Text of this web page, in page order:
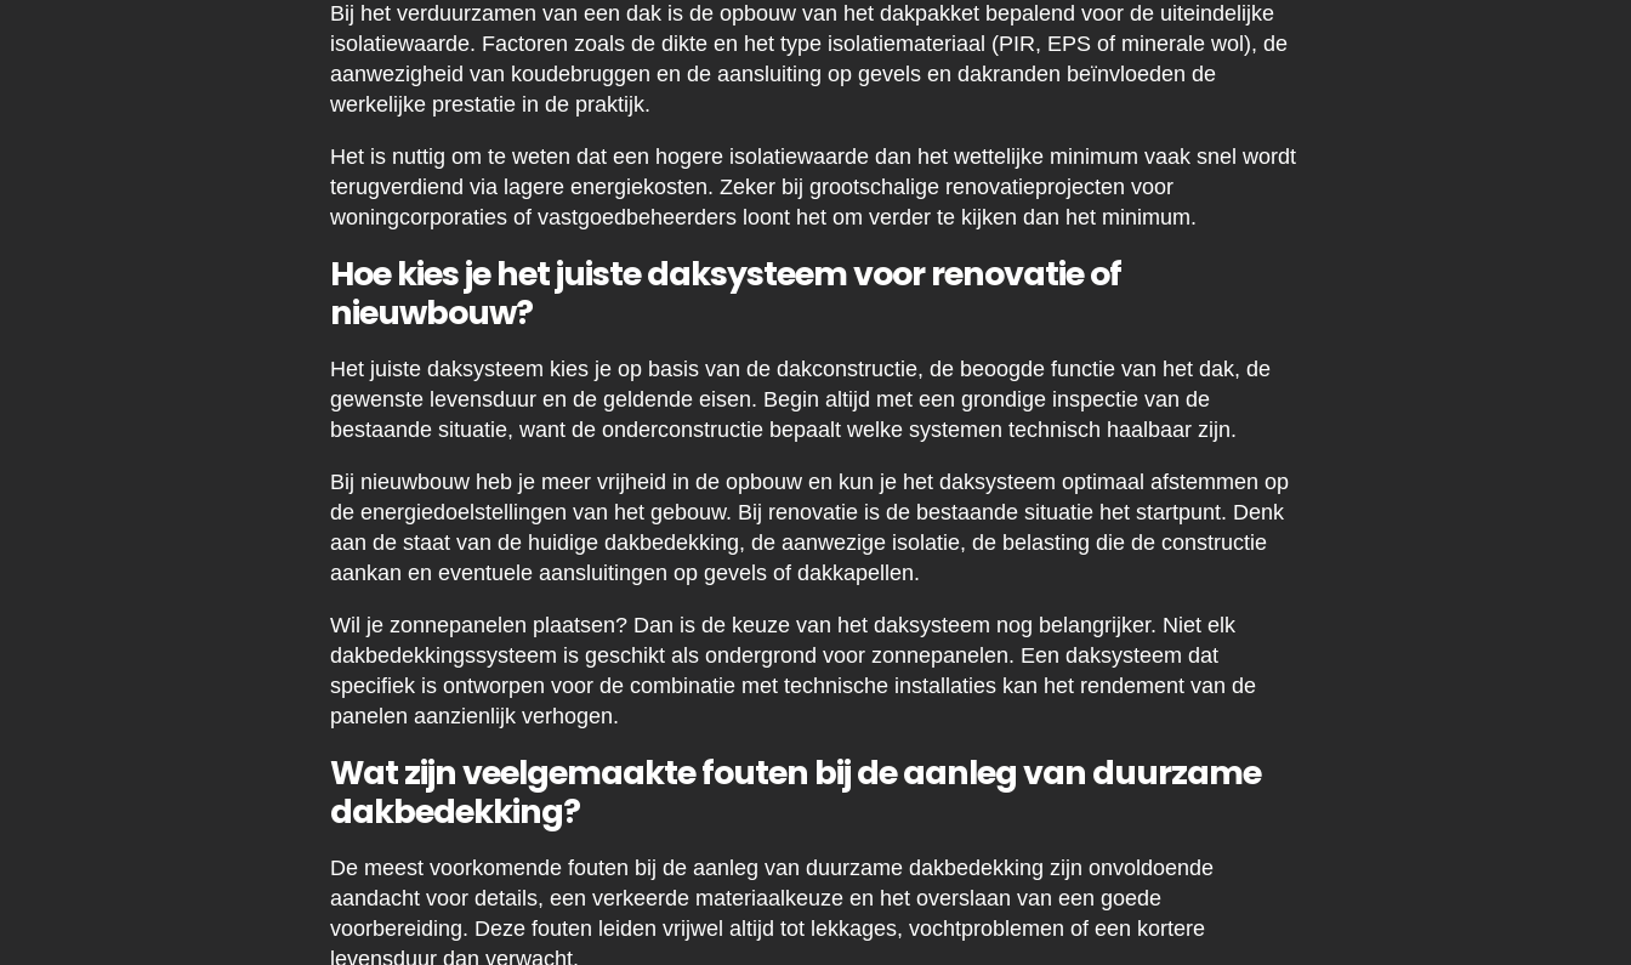
Bij het verduurzamen van een dak is de opbouw van het dakpakket bepalend voor de uiteindelijke
isolatiewaarde. Factoren zoals de dikte en het type isolatiemateriaal (PIR, EPS of minerale wol), de
aanwezigheid van koudebruggen en de aansluiting op gevels en dakranden beïnvloeden de
werkelijke prestatie in de praktijk.
Het is nuttig om te weten dat een hogere isolatiewaarde dan het wettelijke minimum vaak snel wordt
terugverdiend via lagere energiekosten. Zeker bij grootschalige renovatieprojecten voor
woningcorporaties of vastgoedbeheerders loont het om verder te kijken dan het minimum.
Hoe kies je het juiste daksysteem voor renovatie of
nieuwbouw?
Het juiste daksysteem kies je op basis van de dakconstructie, de beoogde functie van het dak, de
gewenste levensduur en de geldende eisen. Begin altijd met een grondige inspectie van de
bestaande situatie, want de onderconstructie bepaalt welke systemen technisch haalbaar zijn.
Bij nieuwbouw heb je meer vrijheid in de opbouw en kun je het daksysteem optimaal afstemmen op
de energiedoelstellingen van het gebouw. Bij renovatie is de bestaande situatie het startpunt. Denk
aan de staat van de huidige dakbedekking, de aanwezige isolatie, de belasting die de constructie
aankan en eventuele aansluitingen op gevels of dakkapellen.
Wil je zonnepanelen plaatsen? Dan is de keuze van het daksysteem nog belangrijker. Niet elk
dakbedekkingssysteem is geschikt als ondergrond voor zonnepanelen. Een daksysteem dat
specifiek is ontworpen voor de combinatie met technische installaties kan het rendement van de
panelen aanzienlijk verhogen.
Wat zijn veelgemaakte fouten bij de aanleg van duurzame
dakbedekking?
De meest voorkomende fouten bij de aanleg van duurzame dakbedekking zijn onvoldoende
aandacht voor details, een verkeerde materiaalkeuze en het overslaan van een goede
voorbereiding. Deze fouten leiden vrijwel altijd tot lekkages, vochtproblemen of een kortere
levensduur dan verwacht.